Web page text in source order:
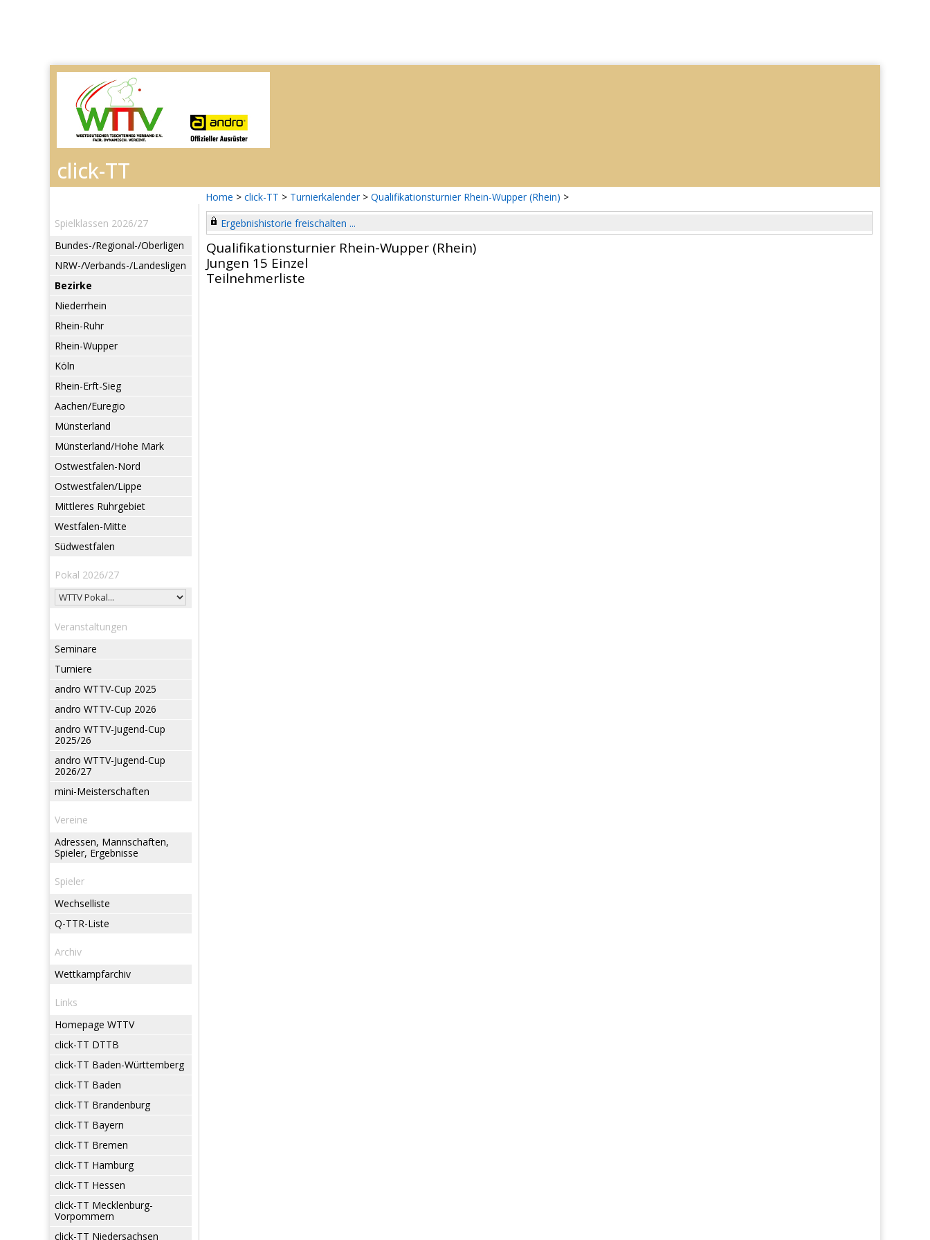
Home > click-TT > Turnierkalender > Qualifikationsturnier Rhein-Wupper (Rhein) >
Spielklassen 2026/27
Bundes-/Regional-/Oberligen
NRW-/Verbands-/Landesligen
Bezirke
Niederrhein
Rhein-Ruhr
Rhein-Wupper
Köln
Rhein-Erft-Sieg
Aachen/Euregio
Münsterland
Münsterland/Hohe Mark
Ostwestfalen-Nord
Ostwestfalen/Lippe
Mittleres Ruhrgebiet
Westfalen-Mitte
Südwestfalen
Pokal 2026/27
Veranstaltungen
Seminare
Turniere
andro WTTV-Cup 2025
andro WTTV-Cup 2026
andro WTTV-Jugend-Cup
2025/26
andro WTTV-Jugend-Cup
2026/27
mini-Meisterschaften
Vereine
Adressen, Mannschaften,
Spieler, Ergebnisse
Spieler
Wechselliste
Q-TTR-Liste
Archiv
Wettkampfarchiv
Links
Homepage WTTV
click-TT DTTB
click-TT Baden-Württemberg
click-TT Baden
click-TT Brandenburg
click-TT Bayern
click-TT Bremen
click-TT Hamburg
click-TT Hessen
click-TT Mecklenburg-
Vorpommern
click-TT Niedersachsen
Ergebnishistorie freischalten ...
Qualifikationsturnier Rhein-Wupper (Rhein)
Jungen 15 Einzel
Teilnehmerliste